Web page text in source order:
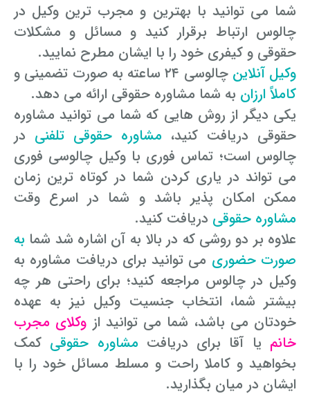
شما می توانید با بهترین و مجرب ترین وکیل در
چالوس ارتباط برقرار کنید و مسائل و مشکلات
حقوقی و کیفری خود را با ایشان مطرح نمایید.
وکیل آنلاین چالوسی ۲۴ ساعته به صورت تضمینی و
کاملاً ارزان به شما مشاوره حقوقی ارائه می دهد.
یکی دیگر از روش هایی که شما می توانید مشاوره
حقوقی دریافت کنید، مشاوره حقوقی تلفنی در
چالوس است؛ تماس فوری با وکیل چالوسی فوری
می تواند در یاری کردن شما در کوتاه ترین زمان
ممکن امکان پذیر باشد و شما در اسرع وقت
مشاوره حقوقی دریافت کنید.
علاوه بر دو روشی که در بالا به آن اشاره شد شما به
صورت حضوری می توانید برای دریافت مشاوره به
وکیل در چالوس مراجعه کنید؛ برای راحتی هر چه
بیشتر شما، انتخاب جنسیت وکیل نیز به عهده
خودتان می باشد، شما می توانید از وکلای مجرب
خانم یا آقا برای دریافت مشاوره حقوقی کمک
بخواهید و کاملا راحت و مسلط مسائل خود را با
ایشان در میان بگذارید.